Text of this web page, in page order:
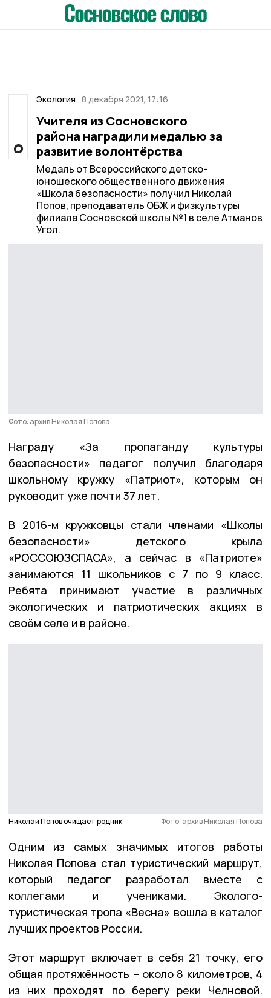
Экология 8 декабря 2021, 17:16
Учителя из Сосновского
района наградили медалью за
развитие волонтёрства
Медаль от Всероссийского детско-
юношеского общественного движения
«Школа безопасности» получил Николай
Попов, преподаватель ОБЖ и физкультуры
филиала Сосновской школы №1 в селе Атманов
Угол.
Фото: архив Николая Попова
Награду «За пропаганду культуры
безопасности» педагог получил благодаря
школьному кружку «Патриот», которым он
руководит уже почти 37 лет.
В 2016-м кружковцы стали членами «Школы
безопасности» детского крыла
«РОССОЮЗСПАСА», а сейчас в «Патриоте»
занимаются 11 школьников с 7 по 9 класс.
Ребята принимают участие в различных
экологических и патриотических акциях в
своём селе и в районе.
Николай Попов очищает родник Фото: архив Николая Попова
Одним из самых значимых итогов работы
Николая Попова стал туристический маршрут,
который педагог разработал вместе с
коллегами и учениками. Эколого-
туристическая тропа «Весна» вошла в каталог
лучших проектов России.
Этот маршрут включает в себя 21 точку, его
общая протяжённость – около 8 километров, 4
из них проходят по берегу реки Челновой.